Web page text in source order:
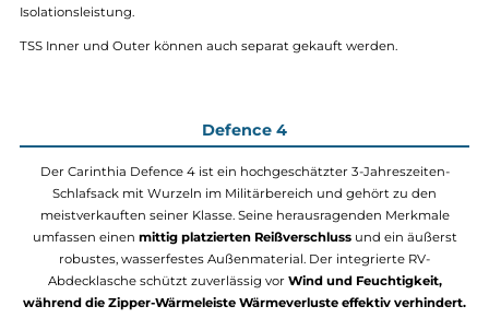
Das Carinthia TSS Multicam Black Technical Sleeping Bag System
definiert die Standards fürvielseitige Schlafsystemeneu. Dieses
innovative System besteht aus zwei Komponenten: demTSS
und dem TSS Outer-Schlafsack, die einzeln oder kombiniert
verwendet werden können.
Das TSS bietetultimative Anpassungsfähigkeit. Der
hochatmungsaktive Außen- und Innenstoffgewährleistet einen
effizienten Feuchtigkeitstransport nach außen und ermöglicht